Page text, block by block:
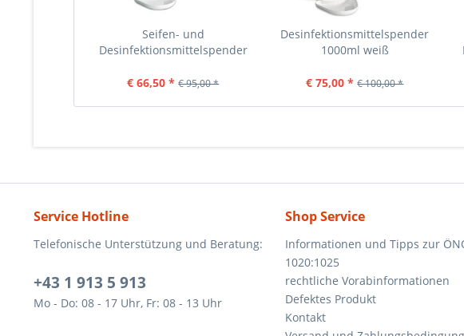
Seifen- und
Desinfektionsmittelspender
€ 66,50 * € 95,00 *
Desinfektionsmittelspender
1000ml weiß
€ 75,00 * € 100,00 *
Service Hotline
Telefonische Unterstützung und Beratung:
+43 1 913 5 913
Mo - Do: 08 - 17 Uhr, Fr: 08 - 13 Uhr
Shop Service
Informationen und Tipps zur
1020:1025
rechtliche Vorabinformationen
Defektes Produkt
Kontakt